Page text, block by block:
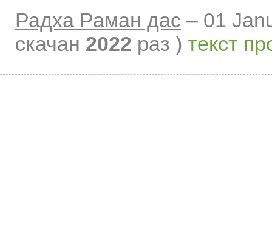
Радха Раман дас – 01
скачан 2022 раз ) текст